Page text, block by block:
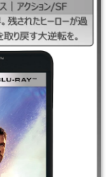
ート・ダウニー・Jr/
全宇宙の生命が半分
ベルしストーン回